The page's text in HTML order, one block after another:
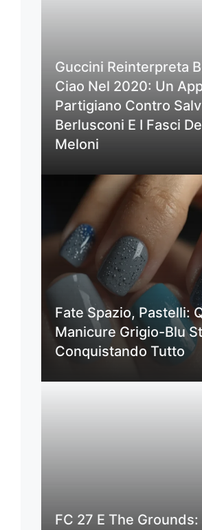
Guccini Reinterpreta
Ciao Nel 2020: Un
Partigiano Contro
Berlusconi E I Fasci
Meloni
Fate Spazio, Pastelli:
Manicure Grigio-Blu
Conquistando Tutto
FC 27 E The Grounds: